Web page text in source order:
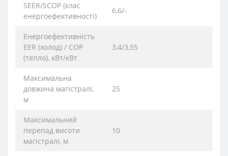
SEER/SCOP (клас
енергоефективності)
6,6/-
Енергоефективність
EER (холод) / COP
(тепло), кВт/кВт
3,4/3,55
Максимальна
довжина магістралі,
м
25
Максимальний
перепад висоти
магістралі, м
10